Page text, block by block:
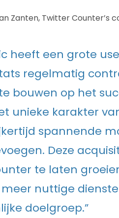
Zanten, Twitter Counter’s
heeft een grote
regelmatig
bouwen op het
unieke karakter
spannende
Deze
te laten
nuttige
doelgroep.”